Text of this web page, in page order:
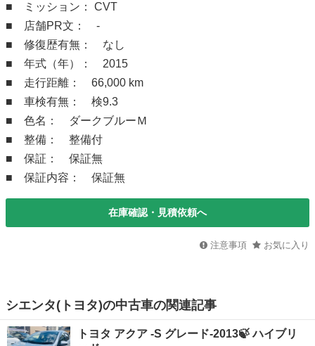
■ ミッション： CVT
■ 店舗PR文： -
■ 修復歴有無： なし
■ 年式（年）： 2015
■ 走行距離： 66,000 km
■ 車検有無： 検9.3
■ 色名： ダークブルーＭ
■ 整備： 整備付
■ 保証： 保証無
■ 保証内容： 保証無
在庫確認・見積依頼へ
注意事項 お気に入り
シエンタ(トヨタ)の中古車の関連記事
トヨタ アクア -S グレード-2013🍃 ハイブリ